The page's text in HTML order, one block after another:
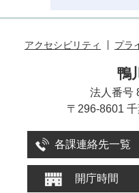
アクセシビリティ プラ
鴨
法人番号
〒296-8601
各課連絡先一覧
開庁時間